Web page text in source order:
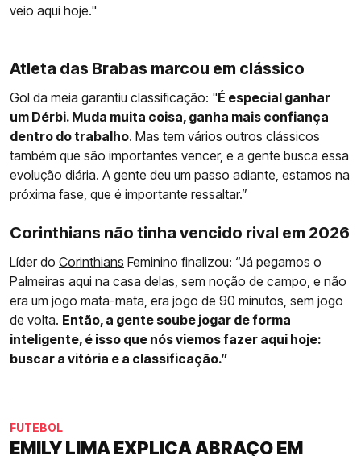
veio aqui hoje."
Atleta das Brabas marcou em clássico
Gol da meia garantiu classificação: "É especial ganhar
um Dérbi. Muda muita coisa, ganha mais confiança
dentro do trabalho. Mas tem vários outros clássicos
também que são importantes vencer, e a gente busca essa
evolução diária. A gente deu um passo adiante, estamos na
próxima fase, que é importante ressaltar.”
Corinthians não tinha vencido rival em 2026
Líder do Corinthians Feminino finalizou: “Já pegamos o
Palmeiras aqui na casa delas, sem noção de campo, e não
era um jogo mata-mata, era jogo de 90 minutos, sem jogo
de volta. Então, a gente soube jogar de forma
inteligente, é isso que nós viemos fazer aqui hoje:
buscar a vitória e a classificação.”
FUTEBOL
EMILY LIMA EXPLICA ABRAÇO EM